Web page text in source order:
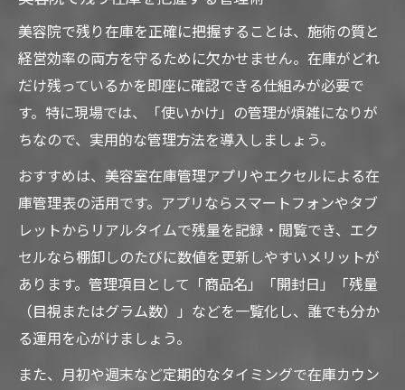
美容院で残り在庫を正確に把握することは、施術の質と
経営効率の両方を守るために欠かせません。在庫がどれ
だけ残っているかを即座に確認できる仕組みが必要で
す。特に現場では、「使いかけ」の管理が煩雑になりが
ちなので、実用的な管理方法を導入しましょう。
おすすめは、美容室在庫管理アプリやエクセルによる在
庫管理表の活用です。アプリならスマートフォンやタブ
レットからリアルタイムで残量を記録・閲覧でき、エク
セルなら棚卸しのたびに数値を更新しやすいメリットが
あります。管理項目として「商品名」「開封日」「残量
（目視またはグラム数）」などを一覧化し、誰でも分か
る運用を心がけましょう。
また、月初や週末など定期的なタイミングで在庫カウン